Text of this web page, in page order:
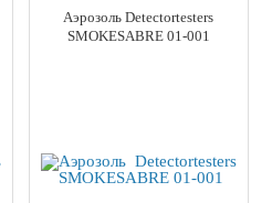
Аэрозоль Detectortesters
SMOKESABRE 01-001